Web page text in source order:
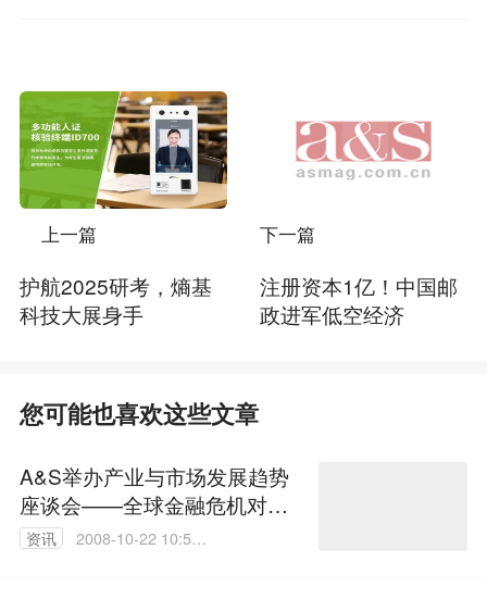
上一篇
护航2025研考，熵基
科技大展身手
下一篇
注册资本1亿！中国邮
政进军低空经济
您可能也喜欢这些文章
A&S举办产业与市场发展趋势
座谈会——全球金融危机对中
国安防产业影响何在？
资讯
2008-10-22 10:54: